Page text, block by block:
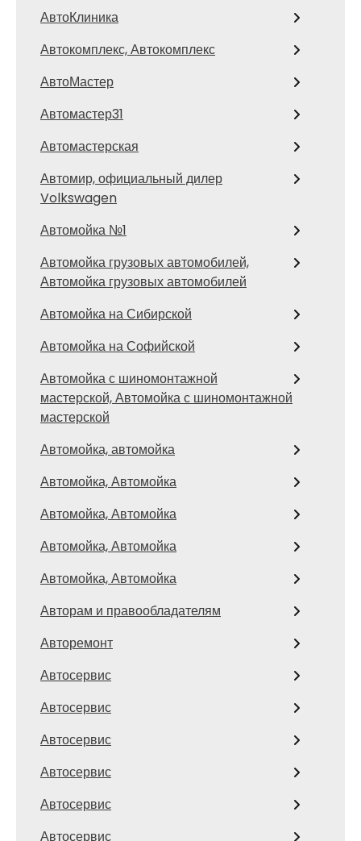
АвтоКлиника
Автокомплекс, Автокомплекс
АвтоМастер
Автомастер31
Автомастерская
Автомир, официальный дилер
Volkswagen
Автомойка №1
Автомойка грузовых автомобилей,
Автомойка грузовых автомобилей
Автомойка на Сибирской
Автомойка на Софийской
Автомойка с шиномонтажной
мастерской, Автомойка с шиномонтажной
мастерской
Автомойка, автомойка
Автомойка, Автомойка
Автомойка, Автомойка
Автомойка, Автомойка
Автомойка, Автомойка
Авторам и правообладателям
Авторемонт
Автосервис
Автосервис
Автосервис
Автосервис
Автосервис
Автосервис